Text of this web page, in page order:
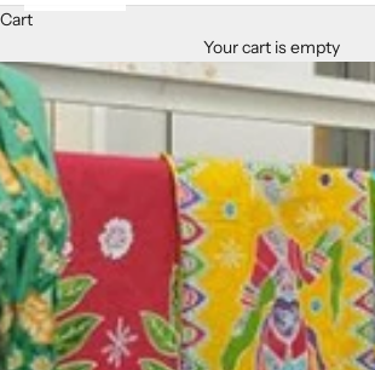
Cart
Your cart is empty